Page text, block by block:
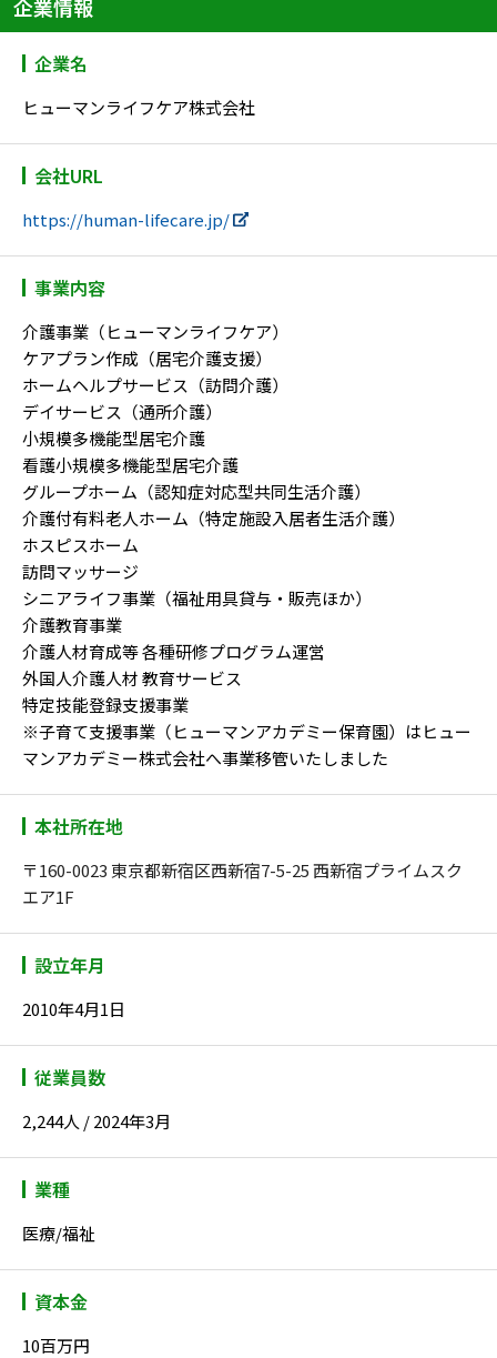
企業情報
企業名
ヒューマンライフケア株式会社
会社URL
https://human-lifecare.jp/
事業内容
介護事業（ヒューマンライフケア）
ケアプラン作成（居宅介護支援）
ホームヘルプサービス（訪問介護）
デイサービス（通所介護）
小規模多機能型居宅介護
看護小規模多機能型居宅介護
グループホーム（認知症対応型共同生活介護）
介護付有料老人ホーム（特定施設入居者生活介護）
ホスピスホーム
訪問マッサージ
シニアライフ事業（福祉用具貸与・販売ほか）
介護教育事業
介護人材育成等 各種研修プログラム運営
外国人介護人材 教育サービス
特定技能登録支援事業
※子育て支援事業（ヒューマンアカデミー保育園）はヒュー
マンアカデミー株式会社へ事業移管いたしました
本社所在地
〒160-0023 東京都新宿区西新宿7-5-25 西新宿プライムスク
エア1F
設立年月
2010年4月1日
従業員数
2,244人 / 2024年3月
業種
医療/福祉
資本金
10百万円